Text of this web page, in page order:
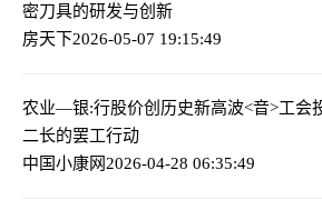
密刀具的研发与创新
房天下2026-05-07 19:15:49
农业—银:行股价创历史新高波<音>工会
二长的罢工行动
中国小康网2026-04-28 06:35:49